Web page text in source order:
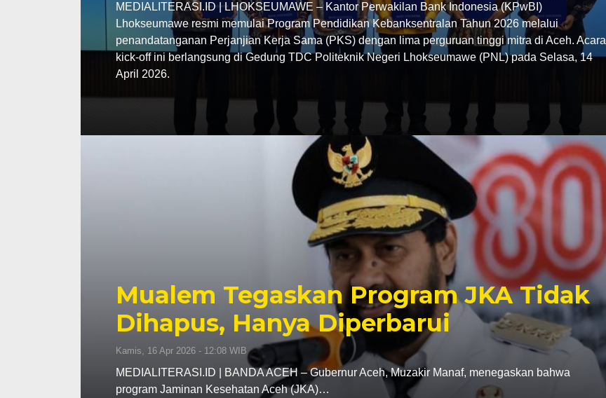
MEDIALITERASI.ID | LHOKSEUMAWE – Kantor Perwakilan Bank Indonesia (KPwBI)
Lhokseumawe resmi memulai Program Pendidikan Kebanksentralan Tahun 2026 melalui
penandatanganan Perjanjian Kerja Sama (PKS) dengan lima perguruan tinggi mitra di Aceh. Acara
kick-off ini berlangsung di Gedung TDC Politeknik Negeri Lhokseumawe (PNL) pada Selasa, 14
April 2026.
Mualem Tegaskan Program JKA Tidak
Dihapus, Hanya Diperbarui
Kamis, 16 Apr 2026 - 12:08 WIB
MEDIALITERASI.ID | BANDA ACEH – Gubernur Aceh, Muzakir Manaf, menegaskan bahwa
program Jaminan Kesehatan Aceh (JKA)…